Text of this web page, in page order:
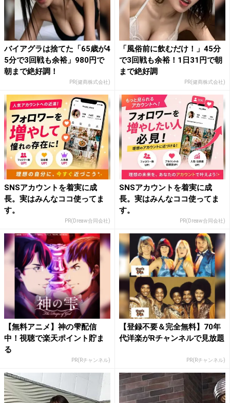
バイアグラは捨てた「65歳が4
5分で3回戦も余裕」980円で
朝まで絶好調！
PR(健商株式会社)
「風俗前に飲むだけ！」45分
で3回戦も余裕！1日31円で朝
まで絶好調
PR(健商株式会社)
SNSアカウントを着実に成
長。実はみんなココ使ってま
す。
PR(Dreaw合同会社)
SNSアカウントを着実に成
長。実はみんなココ使ってま
す。
PR(Dreaw合同会社)
【無料アニメ】神の雫配信
中！視聴で楽天ポイント貯ま
る
PR(Rチャンネル)
【登録不要＆完全無料】70年
代洋楽がRチャンネルで見放題
PR(Rチャンネル)